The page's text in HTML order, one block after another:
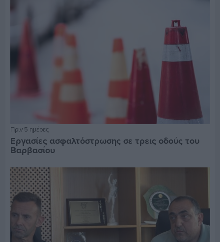
Πριν 5 ημέρες
Εργασίες ασφαλτόστρωσης σε τρεις οδούς του
Βαρβασίου